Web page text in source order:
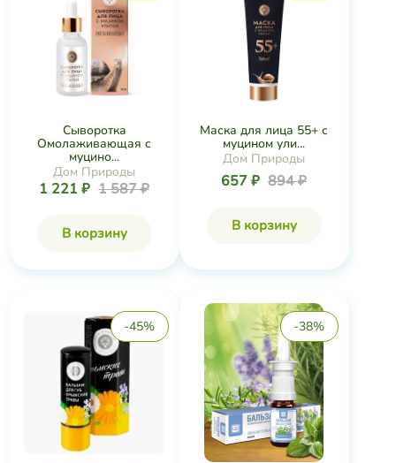
Сыворотка
Омолаживающая с
муцино...
Дом Природы
1 221 ₽ 1 587 ₽
В корзину
Маска для лица 55+ с
муцином ули...
Дом Природы
657 ₽ 894 ₽
В корзину
-45% -38%